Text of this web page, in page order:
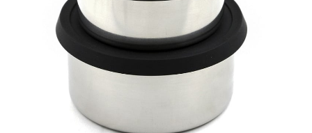
Glazen drinkfles
Broodtrommels & lunchboxen